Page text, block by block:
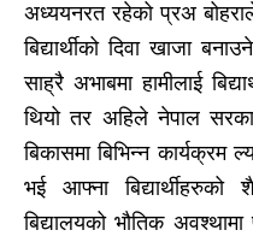
अध्ययनरत रहेको प्रअ
बिद्यार्थीको दिवा खाजा
साह्रै अभाबमा हामीलाई
थियो तर अहिले नेपाल
बिकासमा बिभिन्न कार्यक्रम
भई आफ्ना
बिद्यालयको भौतिक